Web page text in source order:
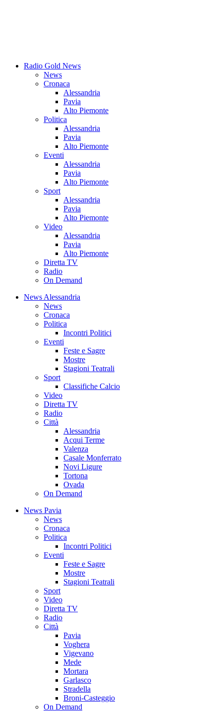
Radio Gold News
News
Cronaca
Alessandria
Pavia
Alto Piemonte
Politica
Alessandria
Pavia
Alto Piemonte
Eventi
Alessandria
Pavia
Alto Piemonte
Sport
Alessandria
Pavia
Alto Piemonte
Video
Alessandria
Pavia
Alto Piemonte
Diretta TV
Radio
On Demand
News Alessandria
News
Cronaca
Politica
Incontri Politici
Eventi
Feste e Sagre
Mostre
Stagioni Teatrali
Sport
Classifiche Calcio
Video
Diretta TV
Radio
Città
Alessandria
Acqui Terme
Valenza
Casale Monferrato
Novi Ligure
Tortona
Ovada
On Demand
News Pavia
News
Cronaca
Politica
Incontri Politici
Eventi
Feste e Sagre
Mostre
Stagioni Teatrali
Sport
Video
Diretta TV
Radio
Città
Pavia
Voghera
Vigevano
Mede
Mortara
Garlasco
Stradella
Broni-Casteggio
On Demand